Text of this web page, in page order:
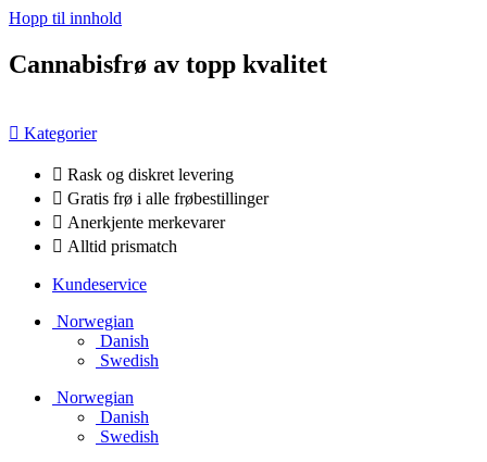
Hopp til innhold
Cannabisfrø av topp kvalitet
Kategorier
Rask og diskret levering
Gratis frø i alle frøbestillinger
Anerkjente merkevarer
Alltid prismatch
Kundeservice
Norwegian
Danish
Swedish
Norwegian
Danish
Swedish